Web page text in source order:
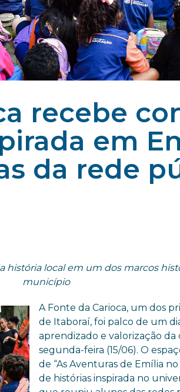
recebe
em
da rede
história local em um dos marcos
município
A Fonte da Carioca, um dos
de Itaboraí, foi palco de um
aprendizado e valorização da
segunda-feira (15/06). O
de “As Aventuras de Emília
de histórias inspirada no